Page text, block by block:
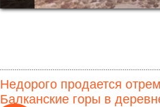
Недорого продается
Балканские горы в